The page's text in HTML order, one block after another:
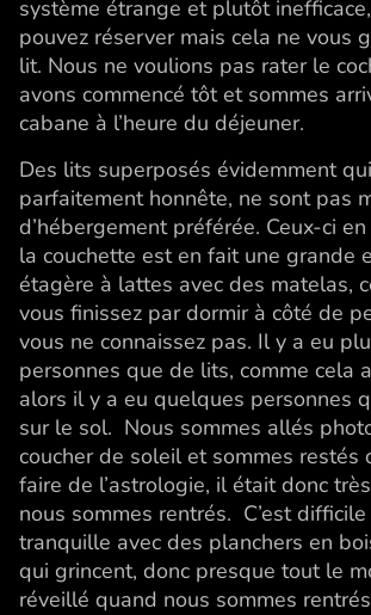
système étrange et plutôt
pouvez réserver mais cela ne vous
lit. Nous ne voulions pas rater le
avons commencé tôt et sommes
cabane à l’heure du déjeuner.
Des lits superposés évidemment
parfaitement honnête, ne sont pas
d’hébergement préférée. Ceux-ci
la couchette est en fait une grande
étagère à lattes avec des matelas,
vous finissez par dormir à côté de
vous ne connaissez pas. Il y a eu
personnes que de lits, comme cela
alors il y a eu quelques personnes
sur le sol. Nous sommes allés
coucher de soleil et sommes restés
faire de l’astrologie, il était donc
nous sommes rentrés. C’est difficile
tranquille avec des planchers en
qui grincent, donc presque tout le
réveillé quand nous sommes